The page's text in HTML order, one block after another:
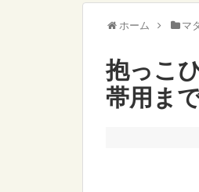
ホーム マ
抱っこ
帯用ま